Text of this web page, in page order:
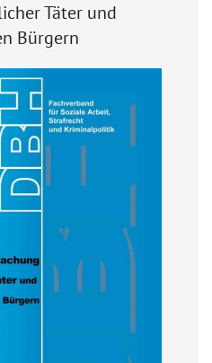
Täter und
Bürgern